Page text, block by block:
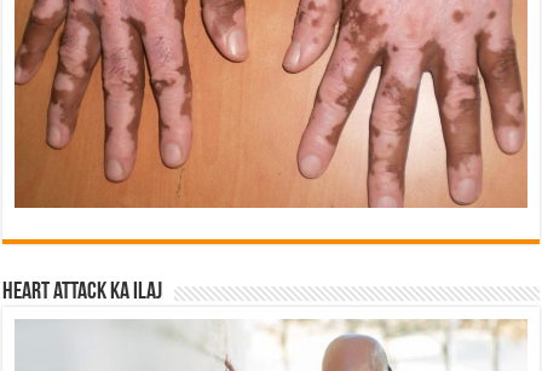
Heart attack ka ilaj